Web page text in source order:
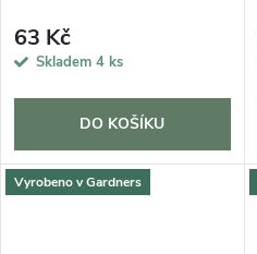
63 Kč
Skladem 4 ks
DO KOŠÍKU
Vyrobeno v Gardners